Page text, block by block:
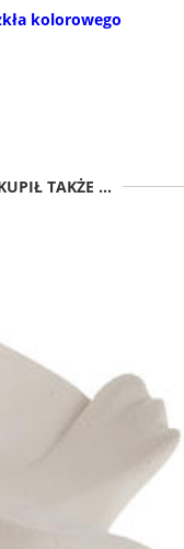
kolorowego
TAKŻE ...